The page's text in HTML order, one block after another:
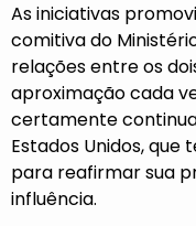
As iniciativas
comitiva do
relações entre os
aproximação cada
certamente
Estados Unidos,
para reafirmar sua
influência.